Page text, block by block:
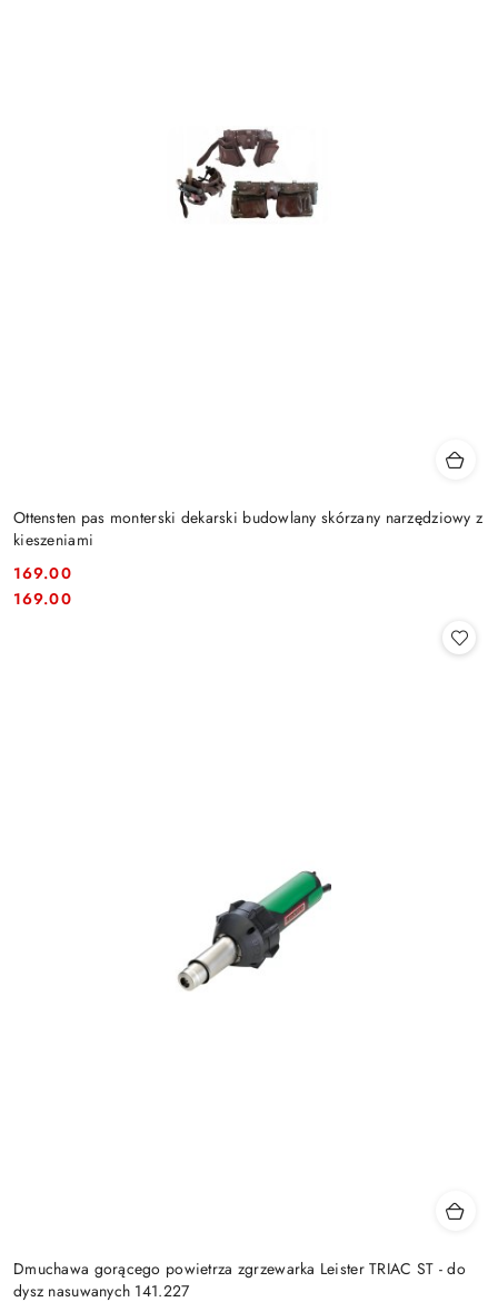
Ottensten pas monterski dekarski budowlany skórzany narzędziowy z
kieszeniami
Cena:
169.00
Cena:
169.00
Dmuchawa gorącego powietrza zgrzewarka Leister TRIAC ST - do
dysz nasuwanych 141.227